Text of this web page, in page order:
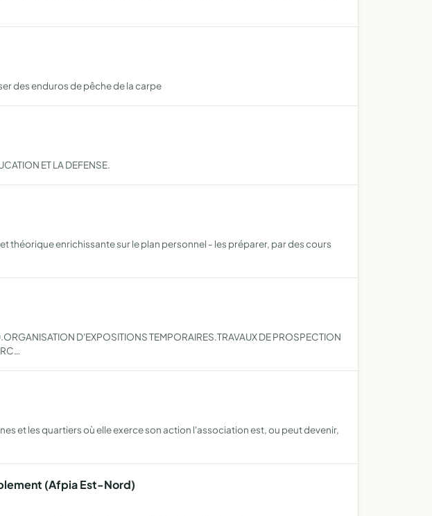
des enduros de pêche de la carpe
ET LA DEFENSE.
théorique enrichissante sur le plan personnel - les préparer, par des cours
D'EXPOSITIONS TEMPORAIRES.TRAVAUX DE PROSPECTION
et les quartiers où elle exerce son action l'association est, ou peut devenir,
(Afpia Est-Nord)